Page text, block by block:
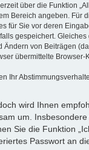
über die Funktion
Bereich angeben.
für Sie vor deren
gespeichert.
von Beiträgen
übermittelte
wird Ihnen
um.
Sie die Funktion
Passwort an